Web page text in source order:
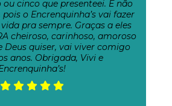
cinco que presenteei. E não
o Encrenquinha’s vai fazer
pra sempre. Graças a eles
cheiroso, carinhoso, amoroso
Deus quiser, vai viver comigo
anos. Obrigada, Vivi e